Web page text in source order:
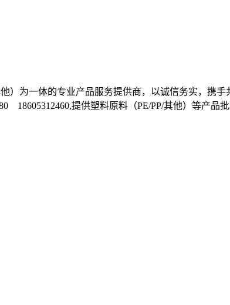
）为一体的专业产品服务提供商，以诚信务实，携
18605312460,提供塑料原料（PE/PP/其他）等产